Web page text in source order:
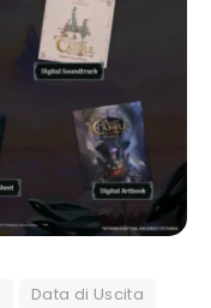
Data di Uscita